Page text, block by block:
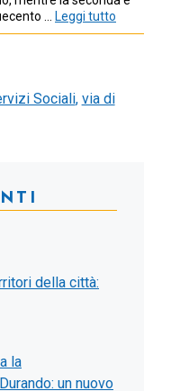
…
Leggi tutto
Sociali, via di
della città:
la
un nuovo